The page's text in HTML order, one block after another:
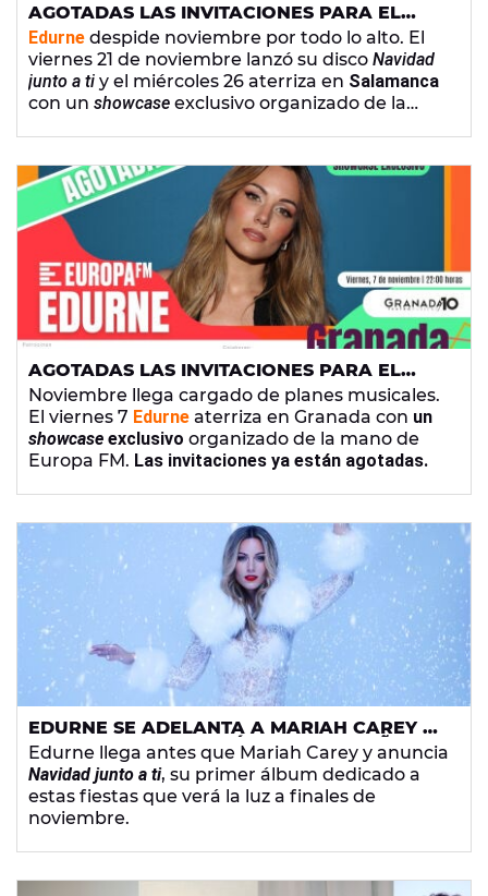
AGOTADAS LAS INVITACIONES PARA EL
SHOWCASE DE EDURNE EN SALAMANCA
Edurne despide noviembre por todo lo alto. El
viernes 21 de noviembre lanzó su disco Navidad
junto a ti y el miércoles 26 aterriza en Salamanca
con un showcase exclusivo organizado de la
AGOTADAS LAS INVITACIONES PARA EL
SHOWCASE DE EDURNE EN GRANADA CON
EUROPA FM
Noviembre llega cargado de planes musicales.
El viernes 7 Edurne aterriza en Granada con un
showcase exclusivo organizado de la mano de
Europa FM. Las invitaciones ya están agotadas.
EDURNE SE ADELANTA A MARIAH CAREY Y
ANUNCIA SU PRIMER ÁLBUM NAVIDEÑO
Edurne llega antes que Mariah Carey y anuncia
Navidad junto a ti, su primer álbum dedicado a
estas fiestas que verá la luz a finales de
noviembre.